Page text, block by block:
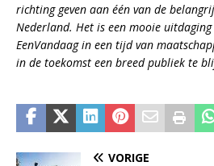
richting geven aan één van de
Nederland. Het is een mooie
EenVandaag in een tijd van
in de toekomst een breed publiek te
VORIGE